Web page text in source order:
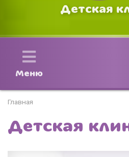
Детская
Меню
Главная
Детская